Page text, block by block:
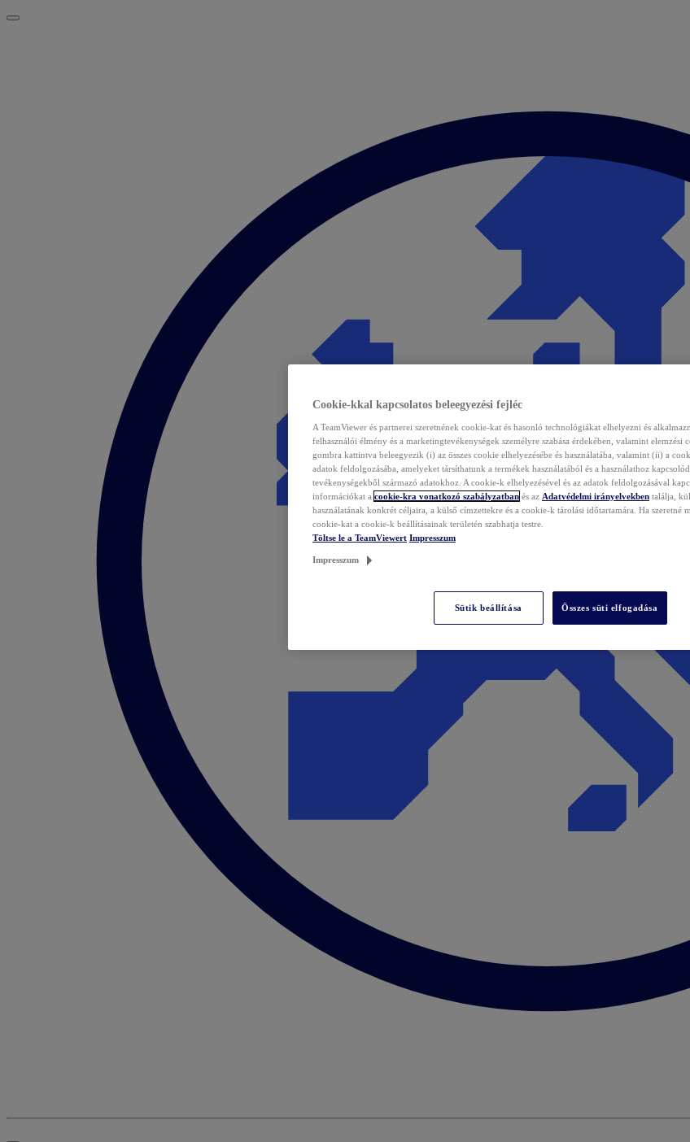
Cookie-kkal kapcsolatos beleegyezési fejléc
A TeamViewer és partnerei szeretnének cookie-kat és hasonló technológiákat elhelyezni és
felhasználói élmény és a marketingtevékenységek személyre szabása érdekében, valamint elemzési
gombra kattintva beleegyezik (i) az összes cookie elhelyezésébe és használatába, valamint (ii) a
adatok feldolgozásába, amelyeket társíthatunk a termékek használatából és a használathoz
tevékenységekből származó adatokhoz. A cookie-k elhelyezésével és az adatok feldolgozásával
információkat a cookie-kra vonatkozó szabályzatban és az Adatvédelmi irányelvekben találja,
használatának konkrét céljaira, a külső címzettekre és a cookie-k tárolási időtartamára. Ha szeretné
cookie-kat a cookie-k beállításainak területén szabhatja testre.
Töltse le a TeamViewert Impresszum
Impresszum
Sütik beállítása Összes süti elfogadása